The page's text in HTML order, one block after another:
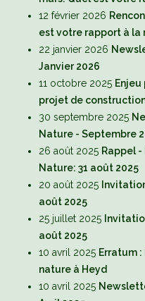
12 février 2026
est votre rapport à la
22 janvier 2026
Janvier 2026
11 octobre 2025
projet de
30 septembre 2025
Nature - Septembre
26 août 2025 Rappel
Nature: 31 août 2025
20 août 2025
août 2025
25 juillet 2025
août 2025
10 avril 2025 Erratum :
nature à Heyd
10 avril 2025